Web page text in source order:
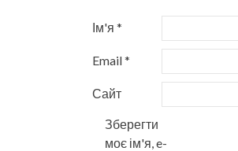
Ім'я *
Email*
Сайт
Зберегти
моє ім'я, e-